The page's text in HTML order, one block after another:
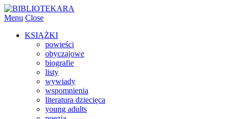
Menu Close
KSIĄŻKI
powieści
obyczajowe
biografie
listy
wywiady
wspomnienia
literatura dziecięca
young adults